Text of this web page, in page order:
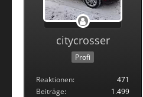
citycrosser
Profi
Reaktionen
471
Beiträge
1.499